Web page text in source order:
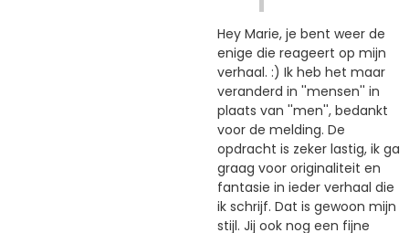
Hey Marie, je bent weer de
enige die reageert op mijn
verhaal. :) Ik heb het maar
veranderd in ''mensen'' in
plaats van ''men'', bedankt
voor de melding. De
opdracht is zeker lastig, ik ga
graag voor originaliteit en
fantasie in ieder verhaal die
ik schrijf. Dat is gewoon mijn
stijl. Jij ook nog een fijne